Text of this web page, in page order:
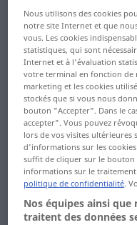
Kakaopulver
Kakerlak ...
kambodschanisch
Kamel ... Kandidatur
kandidieren ...
kapitalistisch
kapitalkräftig ...
karminrot
Karneval ...
Nous utilisons des cookies
notre site Internet et que
vous. Les cookies
statistiques, qui sont
Internet et à l'évaluation
votre terminal en fonction de
marketing et les cookies
stockés que si vous nous
bouton "Accepter". Dans le
accepter". Vous pouvez
lors de vos visites ultérieures
d'informations sur les
suffit de cliquer sur le
informations sur le
politique de confidentialité.
Nos équipes ainsi que
traitent des données